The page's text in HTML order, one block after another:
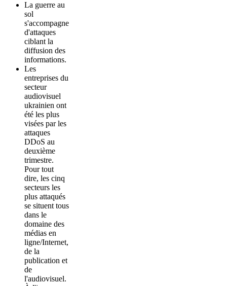
La guerre au
sol
s'accompagne
d'attaques
ciblant la
diffusion des
informations.
Les
entreprises du
secteur
audiovisuel
ukrainien ont
été les plus
visées par les
attaques
DDoS au
deuxième
trimestre.
Pour tout
dire, les cinq
secteurs les
plus attaqués
se situent tous
dans le
domaine des
médias en
ligne/Internet,
de la
publication et
de
l'audiovisuel.